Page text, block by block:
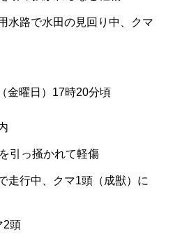
水路で水田の見回り中、クマ
金曜日）17時20分頃
引っ掻かれて軽傷
走行中、クマ1頭（成獣）に
2頭